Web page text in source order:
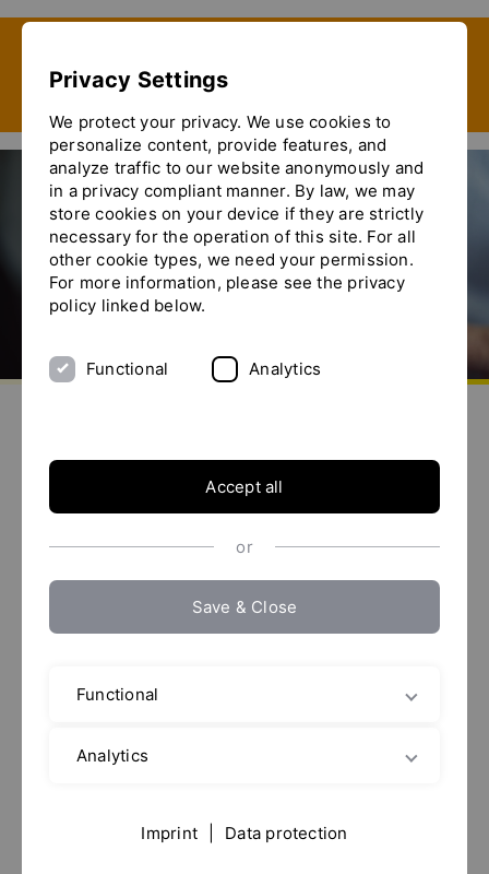
aller à la page d'accueil
YTRON - Solutions sur mesure
poudres, de turbines de mélange à jet (mélangeurs à
d'homogénéisation, YTRON vous permet d'améliorer
la qualité de vos produits, de réduire vos temps de
production et votre consommation d'énergie.
rapport aux unités conventionnelles.
Privacy Settings
We protect your privacy. We use cookies to
personalize content, provide features, and
analyze traffic to our website anonymously and
in a privacy compliant manner. By law, we may
store cookies on your device if they are strictly
necessary for the operation of this site. For all
other cookie types, we need your permission.
For more information, please see the privacy
policy linked below.
Functional Analytics
Accept all
or
Save & Close
Functional
Analytics
Imprint Data protection